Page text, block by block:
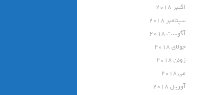
اکتبر 2018
سپتامبر 2018
آگوست 2018
جولای 2018
ژوئن 2018
می 2018
آوریل 2018